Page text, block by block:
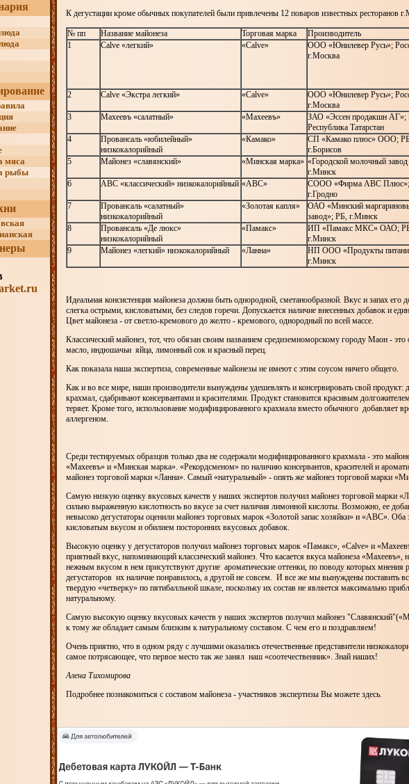
мяса
рыбы
К дегустации кроме обычных покупателей были привлечены 12 поваров известных ресторанов
№ пп Название майонеза Торговая марка Производитель
1
Calve «легкий» «Calve»
ООО «Юнилевер Русь»;
г.Москва
2 Calve «Экстра легкий» «Calve»
ООО «Юнилевер Русь»;
г.Москва
3 Махеевъ «салатный» «Махеевъ»
ЗАО «Эссен продакшн АГ»;
Республика Татарстан
4
Провансаль «юбилейный»
низкокалорийный
«Камако»
СП «Камако плюс» ООО;
г.Борисов
5 Майонез «славянский» «Минская марка» «Городской молочный
г.Минск
6 АВС «классический» низкокалорийный «АВС»
СООО «Фирма АВС
г.Гродно
7
Провансаль «салатный»
низкокалорийный
«Золотая капля»
ОАО «Минский
завод»; РБ, г.Минск
8
Провансаль «Де люкс»
низкокалорийный
«Памакс»
ИП «Памакс МКС» ОАО;
г.Минск
9 Майонез «легкий» низкокалорийный «Ланна»
НП ООО «Продукты
г.Минск
Идеальная консистенция майонеза должна быть однородной, сметанообразной. Вкус и запах
слегка острыми, кисловатыми, без следов горечи. Допускается наличие внесенных добавок и
Цвет майонеза - от светло-кремового до желто - кремового, однородный по всей массе.
Классический майонез, тот, что обязан своим названием средиземноморскому городу Маон - это
масло, индюшачьи яйца, лимонный сок и красный перец.
Как показала наша экспертиза, современные майонезы не имеют с этим соусом ничего общего.
Как и во все мире, наши производители вынуждены удешевлять и консервировать свой продукт:
крахмал, сдабривают консервантами и красителями. Продукт становится красивым
теряет. Кроме того, использование модифицированного крахмала вместо обычного добавляет
аллергеном.
Среди тестируемых образцов только два не содержали модифицированного крахмала - это
«Махеевъ» и «Минская марка». «Рекордсменом» по наличию консервантов, красителей и
майонез торговой марки «Ланна». Самый «натуральный» - опять же майонез торговой марки
Самую низкую оценку вкусовых качеств у наших экспертов получил майонез торговой марки
сильно выраженную кислотность во вкусе за счет наличия лимонной кислоты. Возможно, ее
невысоко дегустаторы оценили майонез торговых марок «Золотой запас хозяйки» и «АВС». Оба
кисловатым вкусом и обилием посторонних вкусовых добавок.
Высокую оценку у дегустаторов получил майонез торговых марок «Памакс», «Calve» и
приятный вкус, напоминающий классический майонез. Что касается вкуса майонеза «Махеевъ»,
нежным вкусом в нем присутствуют другие ароматические оттенки, по поводу которых мнения
дегустаторов их наличие понравилось, а другой не совсем. И все же мы вынуждены поставить
твердую «четверку» по пятибалльной шкале, поскольку их состав не является максимально
натуральному.
Самую высокую оценку вкусовых качеств у наших экспертов получил майонез
к тому же обладает самым близким к натуральному составом. С чем его и поздравляем!
Очень приятно, что в одном ряду с лучшими оказались отечественные представители
самое потрясающее, что первое место так же занял наш «соотечественник». Знай наших!
Алена Тихомирова
Подробнее познакомиться с составом майонеза - участников экспертизы Вы можете здесь.